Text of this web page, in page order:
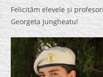
Felicităm elevele și
Georgeta Jungheatu!